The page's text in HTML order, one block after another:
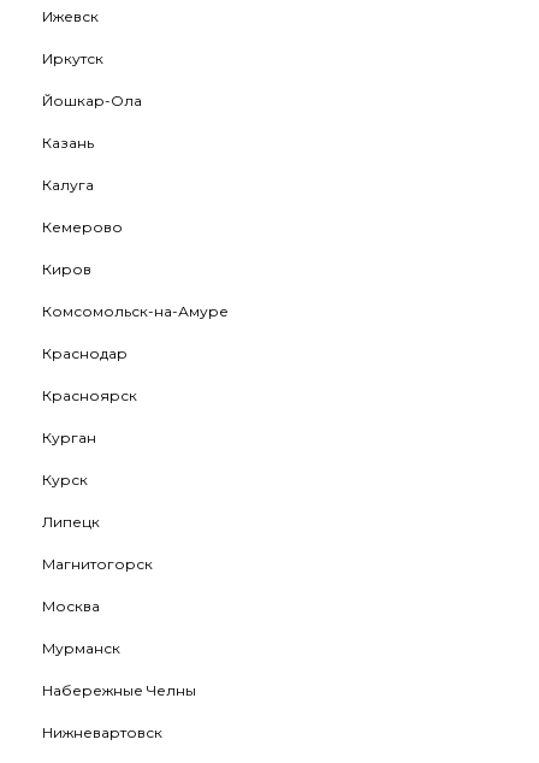
Ижевск
Иркутск
Йошкар-Ола
Казань
Калуга
Кемерово
Киров
Комсомольск-на-Амуре
Краснодар
Красноярск
Курган
Курск
Липецк
Магнитогорск
Москва
Мурманск
Набережные Челны
Нижневартовск